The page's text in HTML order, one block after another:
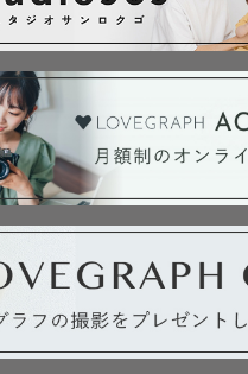
ものに変えてくれる思いまし
人でも多くのゲストさんに
でわたしはわたしはシャッタ
隣には誰がいますか？
恋人。友達。
じた些細な「幸せ」という
いができたら嬉しいです。